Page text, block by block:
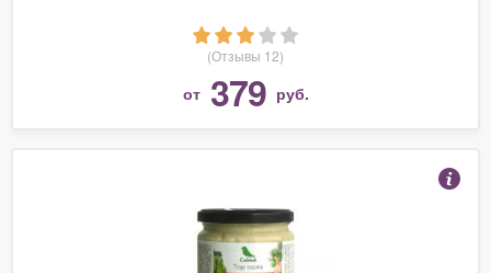
(Отзывы 12)
от 379 руб.